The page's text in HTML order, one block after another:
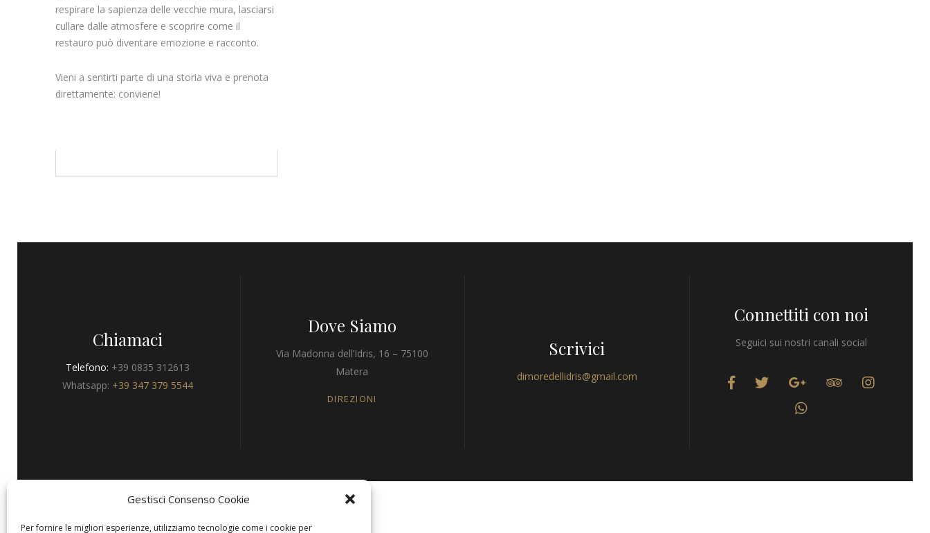
Gestisci Consenso Cookie
Per fornire le migliori esperienze, utilizziamo tecnologie come i cookie per
respirare la sapienza delle vecchie mura, lasciarsi
cullare dalle atmosfere e scoprire come il
restauro può diventare emozione e racconto.
Vieni a sentirti parte di una storia viva e prenota
direttamente: conviene!
Chiamaci
Telefono: +39 0835 312613
Whatsapp: +39 347 379 5544
Dove Siamo
Via Madonna dell’Idris, 16 – 75100
Matera
DIREZIONI
Scrivici
dimoredellidris@gmail.com
Connettiti con noi
Seguici sui nostri canali social